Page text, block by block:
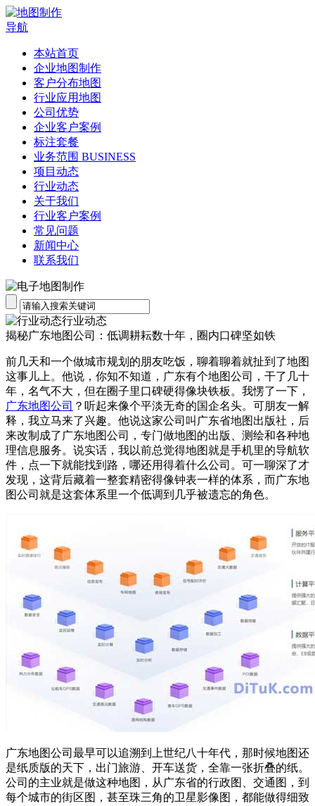
导航
本站首页
企业地图制作
客户分布地图
行业应用地图
公司优势
企业客户案例
标注套餐
业务范围 BUSINESS
项目动态
行业动态
关于我们
行业客户案例
常见问题
新闻中心
联系我们
行业动态
揭秘广东地图公司：低调耕耘数十年，圈内口碑坚如铁
前几天和一个做城市规划的朋友吃饭，聊着聊着就扯到了地图
这事儿上。他说，你知不知道，广东有个地图公司，干了几十
年，名气不大，但在圈子里口碑硬得像块铁板。我愣了一下，
广东地图公司 ？听起来像个平淡无奇的国企名头。可朋友一解
释，我立马来了兴趣。他说这家公司叫广东省地图出版社，后
来改制成了广东地图公司，专门做地图的出版、测绘和各种地
理信息服务。说实话，我以前总觉得地图就是手机里的导航软
件，点一下就能找到路，哪还用得着什么公司。可一聊深了才
发现，这背后藏着一整套精密得像钟表一样的体系，而广东地
图公司就是这套体系里一个低调到几乎被遗忘的角色。
广东地图公司最早可以追溯到上世纪八十年代，那时候地图还
是纸质版的天下，出门旅游、开车送货，全靠一张折叠的纸。
公司的主业就是做这种地图，从广东省的行政图、交通图，到
每个城市的街区图，甚至珠三角的卫星影像图，都能做得细致